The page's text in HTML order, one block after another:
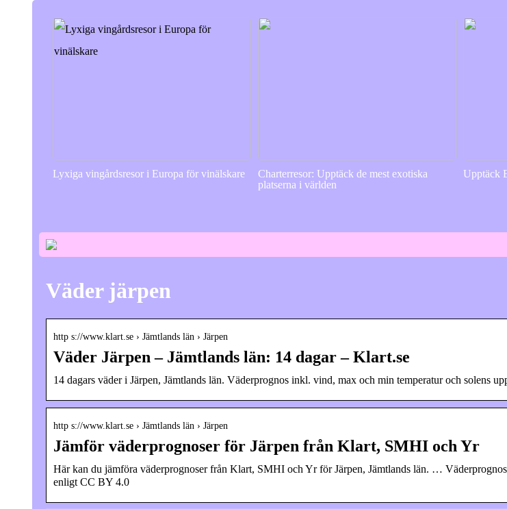
Lyxiga vingårdsresor i Europa för vinälskare
Charterresor: Upptäck de mest exotiska
platserna i världen
Upptäck
Väder järpen
http s://www.klart.se › Jämtlands län › Järpen
Väder Järpen – Jämtlands län: 14 dagar – Klart.se
14 dagars väder i Järpen, Jämtlands län. Väderprognos inkl. vind, max och min temperatur och solens
http s://www.klart.se › Jämtlands län › Järpen
Jämför väderprognoser för Järpen från Klart, SMHI och Yr
Här kan du jämföra väderprognoser från Klart, SMHI och Yr för Järpen, Jämtlands län. …
enligt CC BY 4.0